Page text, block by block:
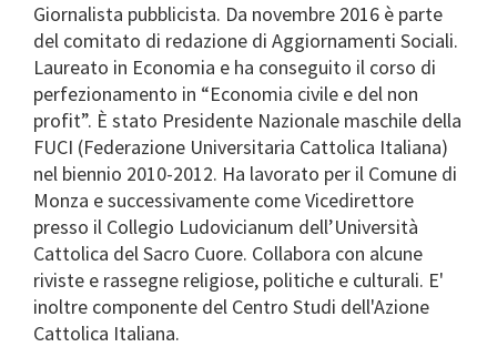
Giornalista pubblicista. Da novembre 2016 è parte
del comitato di redazione di Aggiornamenti Sociali.
Laureato in Economia e ha conseguito il corso di
perfezionamento in “Economia civile e del non
profit”. È stato Presidente Nazionale maschile della
FUCI (Federazione Universitaria Cattolica Italiana)
nel biennio 2010-2012. Ha lavorato per il Comune di
Monza e successivamente come Vicedirettore
presso il Collegio Ludovicianum dell’Università
Cattolica del Sacro Cuore. Collabora con alcune
riviste e rassegne religiose, politiche e culturali. E'
inoltre componente del Centro Studi dell'Azione
Cattolica Italiana.